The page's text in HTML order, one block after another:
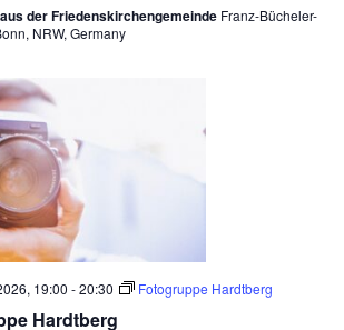
der Friedenskirchengemeinde Franz-Bücheler-
NRW, Germany
Hardtberg
19:00 -20:30 Fotogruppe Hardtberg